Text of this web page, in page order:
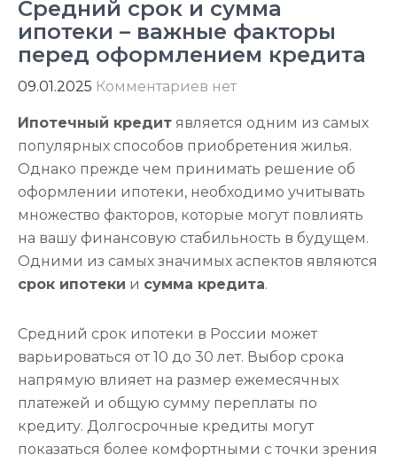
Средний срок и сумма
ипотеки – важные факторы
перед оформлением кредита
09.01.2025 Комментариев нет
Ипотечный кредит является одним из самых
популярных способов приобретения жилья.
Однако прежде чем принимать решение об
оформлении ипотеки, необходимо учитывать
множество факторов, которые могут повлиять
на вашу финансовую стабильность в будущем.
Одними из самых значимых аспектов являются
срок ипотеки и сумма кредита.
Средний срок ипотеки в России может
варьироваться от 10 до 30 лет. Выбор срока
напрямую влияет на размер ежемесячных
платежей и общую сумму переплаты по
кредиту. Долгосрочные кредиты могут
показаться более комфортными с точки зрения